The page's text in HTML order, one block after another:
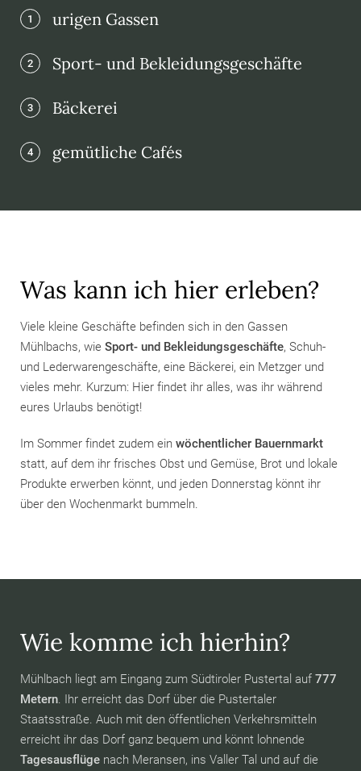
1 urigen Gassen
2 Sport- und Bekleidungsgeschäfte
3 Bäckerei
4 gemütliche Cafés
Was kann ich hier erleben?
Viele kleine Geschäfte befinden sich in den Gassen
Mühlbachs, wie Sport- und Bekleidungsgeschäfte, Schuh-
und Lederwarengeschäfte, eine Bäckerei, ein Metzger und
vieles mehr. Kurzum: Hier findet ihr alles, was ihr während
eures Urlaubs benötigt!
Im Sommer findet zudem ein wöchentlicher Bauernmarkt
statt, auf dem ihr frisches Obst und Gemüse, Brot und lokale
Produkte erwerben könnt, und jeden Donnerstag könnt ihr
über den Wochenmarkt bummeln.
Wie komme ich hierhin?
Mühlbach liegt am Eingang zum Südtiroler Pustertal auf 777
Metern. Ihr erreicht das Dorf über die Pustertaler
Staatsstraße. Auch mit den öffentlichen Verkehrsmitteln
erreicht ihr das Dorf ganz bequem und könnt lohnende
Tagesausflüge nach Meransen, ins Valler Tal und auf die